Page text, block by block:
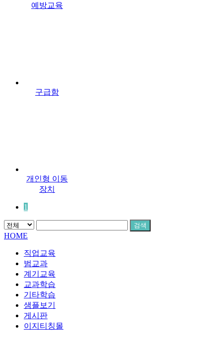
예방교육
구급함
개인형 이동
장치
1
검색
HOME
직업교육
범교과
계기교육
교과학습
기타학습
샘플보기
게시판
이지티칭몰